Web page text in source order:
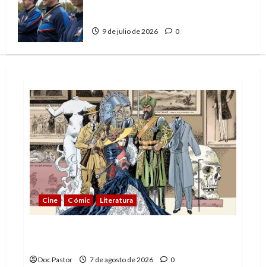
9 de julio de 2026 0
Cine Cómic Literatura
Doc Pastor 7 de agosto de 2026 0